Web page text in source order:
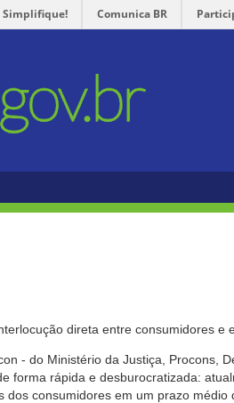
Simplifique! Comunica BR
direta entre consumidores e
- do Ministério da Justiça, Procons,
forma rápida e desburocratizada:
consumidores em um prazo médio